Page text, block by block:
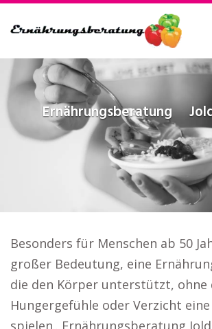
to
content
Ernährungsberatung
Besonders für Menschen ab 50
großer Bedeutung, eine
die den Körper unterstützt, ohne
Hungergefühle oder Verzicht
spielen.. Ernährungsberatung